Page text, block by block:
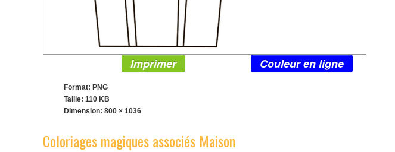
Imprimer Couleur en ligne
Format: PNG
Taille: 110 KB
Dimension: 800 × 1036
Coloriages magiques associés Maison